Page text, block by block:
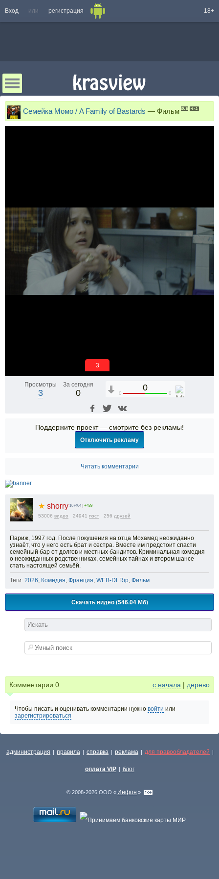
Вход или регистрация 18+
Семейка Момо / A Family of Bastards — Фильм
3
Просмотры
3
За сегодня
0
0
0 0
Поддержите проект — смотрите без рекламы!
Отключить рекламу
Читать комментарии
★ shorry 167404 +439
53006 видео 24941 пост 256 друзей
Париж, 1997 год. После покушения на отца Мохамед неожиданно
узнаёт, что у него есть брат и сестра. Вместе им предстоит спасти
семейный бар от долгов и местных бандитов. Криминальная комедия
о неожиданных родственниках, семейных тайнах и втором шансе
стать настоящей семьёй.
Теги: 2026, Комедия, Франция, WEB-DLRip, Фильм
Скачать видео (546.04 Мб)
Комментарии 0 с начала | дерево
Чтобы писать и оценивать комментарии нужно войти или
зарегистрироваться
администрация | правила | справка | реклама | для правообладателей |
оплата VIP | блог
© 2008-2026 ООО « Инфон »